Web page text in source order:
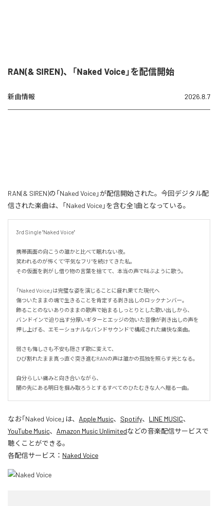
RAN(& SIREN)、「Naked Voice」を配信開始
新曲情報 2026.8.7
RAN(& SIREN)の「Naked Voice」が配信開始された。今回デジタル配
信された楽曲は、「Naked Voice」を含む全1曲となっている。
3rd Single "Naked Voice"
携帯画面の向こうの誰かと比べて眠れない夜。
笑われるのが怖くて"平気なフリ"を続けてきた私。
その仮面を剥がし借り物の言葉を捨てて、本当の声で叫ぶように歌う。
「Naked Voice」は完璧な姿を演じることに疲れ果てた現代へ
傷ついたままの魂で生きることを肯定する剥き出しのロックナンバー。
飾ることのないありのままの歌声で始まるしっとりとした歌い出しから、
バンドインで迫り出す分厚いギターとエッジの効いた音像が剥き出しの声を
押し上げる、エモーショナルなバンドサウンドで構成された痛快な楽曲。
弱さも悔しさも不安も隠さず歌に変えて、
ひび割れたまま真っ直ぐ突き進むRANの声は誰かの孤独を照らす光となる。
自分らしい痛みと向き合いながら、
闇の先にある明日を掴み取ろうとするすべてのひたむきな人へ贈る一曲。
なお「Naked Voice」は、 Apple Music、 Spotify、 LINE MUSIC、
YouTube Music、 Amazon Music Unlimitedなどの音楽配信サービスで
聴くことができる。
各配信サービス： Naked Voice